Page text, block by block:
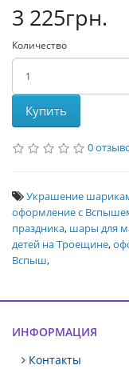
3 225грн.
Количество
Купить
0
Украшение
оформление с
праздника, шары для
детей на Троещине,
Вспыш,
ИНФОРМАЦИЯ
Контакты